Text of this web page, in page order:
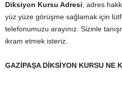
Diksiyon Kursu Adresi; adres
yüz yüze görüşme sağlamak için
telefonumuzu arayınız. Sizinle
ikram etmek isteriz.
GAZİPAŞA DİKSİYON KURSU NE